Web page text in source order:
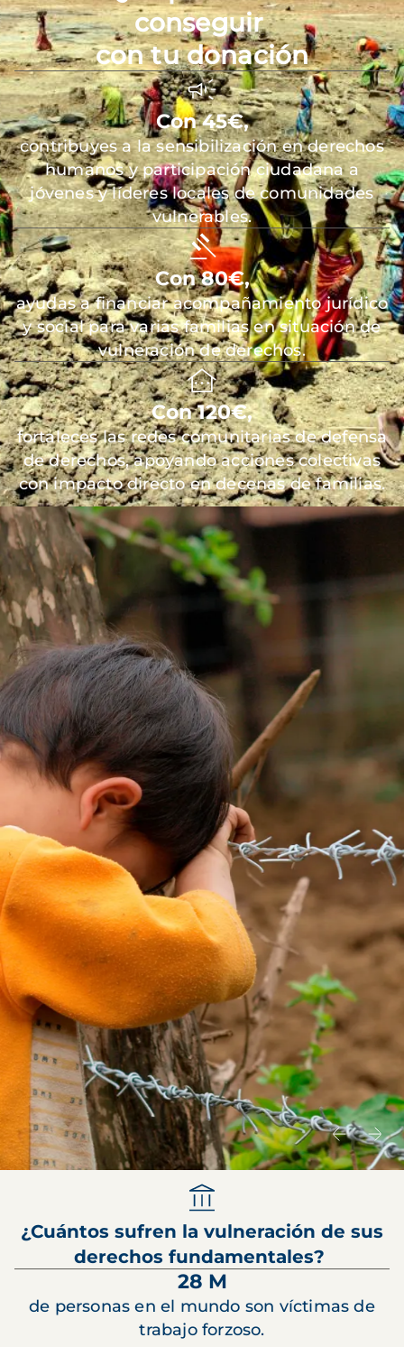
conseguir
con tu donación
Con 45€,
contribuyes a la sensibilización en derechos
humanos y participación ciudadana a
jóvenes y líderes locales de comunidades
vulnerables.
Con 80€,
ayudas a financiar acompañamiento jurídico
y social para varias familias en situación de
vulneración de derechos.
Con 120€,
fortaleces las redes comunitarias de defensa
de derechos, apoyando acciones colectivas
con impacto directo en decenas de familias.
¿Cuántos sufren la vulneración de sus
derechos fundamentales?
28 M
de personas en el mundo son víctimas de
trabajo forzoso.